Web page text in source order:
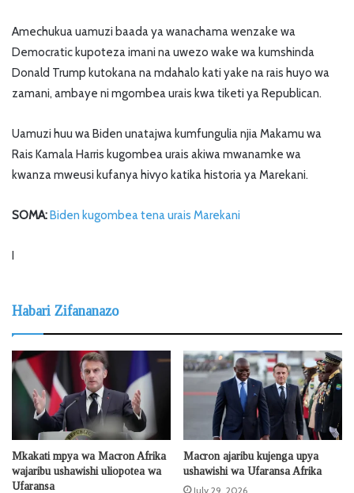
Amechukua uamuzi baada ya wanachama wenzake wa
Democratic kupoteza imani na uwezo wake wa kumshinda
Donald Trump kutokana na mdahalo kati yake na rais huyo wa
zamani, ambaye ni mgombea urais kwa tiketi ya Republican.
Uamuzi huu wa Biden unatajwa kumfungulia njia Makamu wa
Rais Kamala Harris kugombea urais akiwa mwanamke wa
kwanza mweusi kufanya hivyo katika historia ya Marekani.
SOMA: Biden kugombea tena urais Marekani
Habari Zifananazo
Mkakati mpya wa Macron Afrika
wajaribu ushawishi uliopotea wa
Ufaransa
Macron ajaribu kujenga upya
ushawishi wa Ufaransa Afrika
July 29, 2026